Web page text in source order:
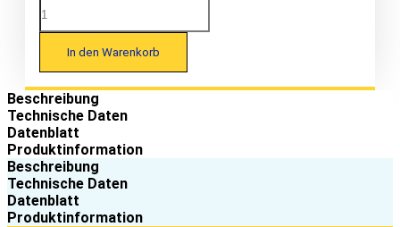
In den Warenkorb
Beschreibung
Technische Daten
Datenblatt
Produktinformation
Beschreibung
Technische Daten
Datenblatt
Produktinformation